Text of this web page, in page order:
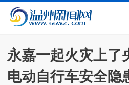
永嘉一起火灾上了
电动自行车安全隐